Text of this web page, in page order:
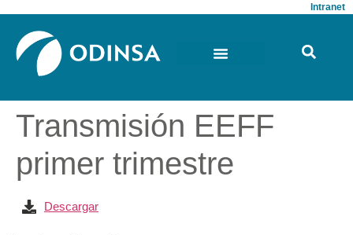
Intranet
Transmisión EEFF
primer trimestre
Descargar